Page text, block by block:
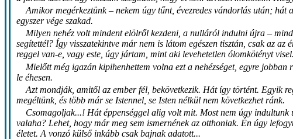
Amikor megérkeztünk – nekem úgy tűnt, évezredes vándorlás után;
egyszer vége szakad.
Milyen nehéz volt mindent elölről kezdeni, a nulláról indulni újra –
segítettél? Így visszatekintve már nem is látom egészen tisztán, csak az
reggel van-e, vagy este, úgy jártam, mint aki levehetetlen ólomkötényt visel.
Mielőtt még igazán kipihenhettem volna ezt a nehézséget, egyre
le éhesen.
Azt mondják, amitől az ember fél, bekövetkezik. Hát így történt. Egyik
megéltünk, és több már se Istennel, se Isten nélkül nem következhet ránk.
Csomagoljak...! Hát éppenséggel alig volt mit. Most nem úgy
valaha? Lehet, hogy már meg sem ismernének az otthoniak. Én úgy
életet. A vonzó külső inkább csak bajnak adatott...